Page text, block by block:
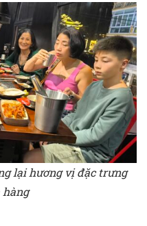
lại hương vị đặc trưng
hàng